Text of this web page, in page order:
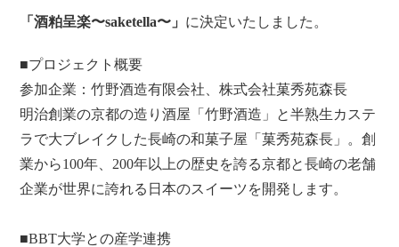
「酒粕呈楽〜saketella〜」 に決定いたしました。
■プロジェクト概要
参加企業：竹野酒造有限会社、株式会社菓秀苑森長
明治創業の京都の造り酒屋「竹野酒造」と半熟生カステ
ラで大ブレイクした長崎の和菓子屋「菓秀苑森長」。創
業から100年、200年以上の歴史を誇る京都と長崎の老舗
企業が世界に誇れる日本のスイーツを開発します。
■BBT大学との産学連携